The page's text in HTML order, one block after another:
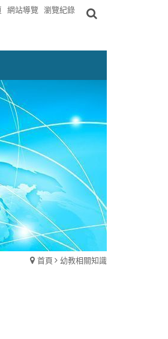
網站導覽 瀏覽紀錄
首頁 幼教相關知識